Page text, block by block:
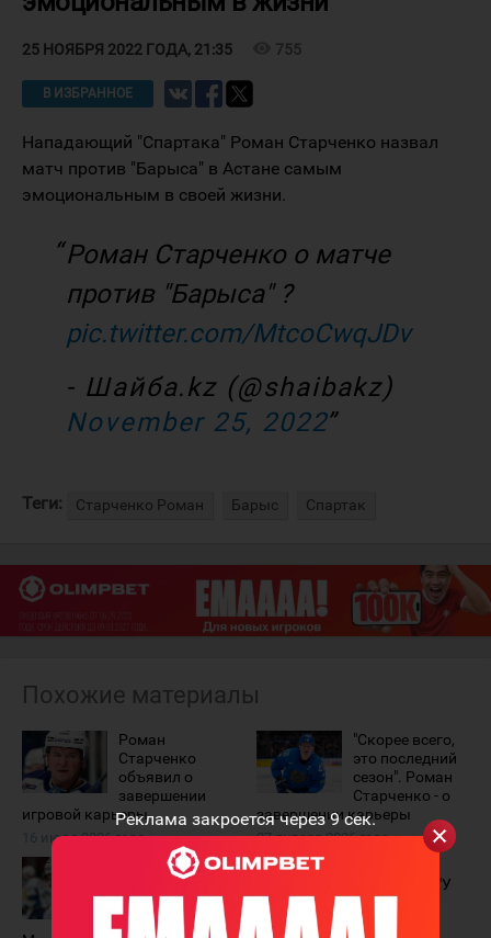
Реклама закроется через9сек.
25 НОЯБРЯ 2022 ГОДА, 21:35 755
В ИЗБРАННОЕ
Нападающий "Спартака" Роман Старченко назвал
матч против "Барыса" в Астане самым
эмоциональным в своей жизни.
Роман Старченко о матче
против "Барыса" ?
pic.twitter.com/MtcoCwqJDv
- Шайба.kz (@shaibakz)
November 25, 2022
Теги: Старченко Роман Барыс Спартак
Похожие материалы
Роман
Старченко
объявил о
завершении
игровой карьеры
16 июля 2026 года
"Скорее всего,
это последний
сезон". Роман
Старченко - о
завершении карьеры
27 января 2026 года
Старченко стал
тренером
"Номада". Ранее
Старченко: "У
нас есть
хорошая